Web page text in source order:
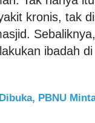
kronis, tak
ibadah
PBNU